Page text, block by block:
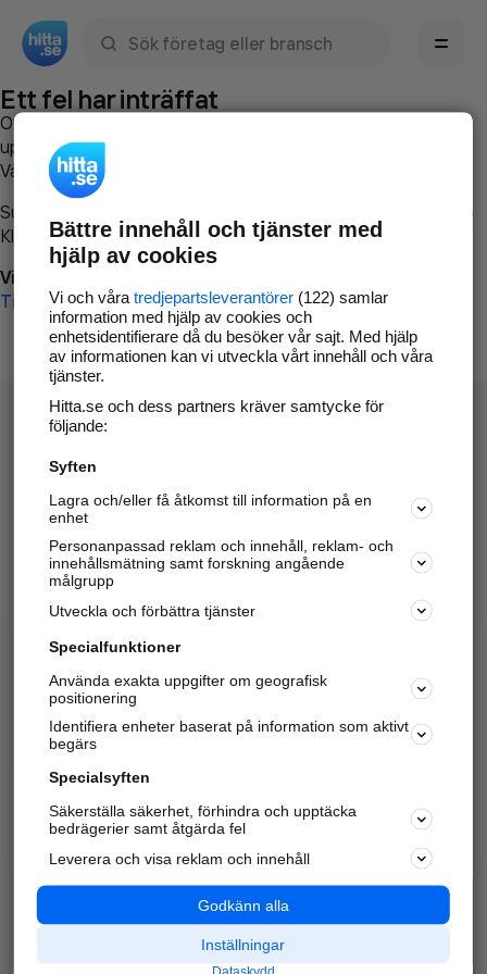
Ett fel har inträffat
Om du vill kan du
uppstod så att vi lättare och snabbare kan avhjälpa det.
Vänligen försök med följande:
Surfa till
Klicka påTillbaka-knappen i webbläsaren och försök igen
Vi beklagar besväret!
Till startsidan
Hitta.se - Gratis nummerupplysning.
Sök företag, personer och platser.
Hitta telefonnummer, adresser, företagsinfo mm.
Marknadsför företaget
Kom igång och annonsera mot
samarbetspartners nära dig.
Alla kategorier
Populära sökningar
API & Kartor
Annonsera
Integritet
Nödnummer
Bättre innehåll och tjänster med
hjälp av cookies
Vi och våra tredjepartsleverantörer(122) samlar
information med hjälp av cookies och
enhetsidentifierare då du besöker vår sajt. Med hjälp
av informationen kan vi utveckla vårt innehåll och våra
tjänster.
Hitta.se och dess partners kräver samtycke för
följande:
Syften
Lagra och/eller få åtkomst till information på en
enhet
Personanpassad reklam och innehåll, reklam- och
innehållsmätning samt forskning angående
målgrupp
Utveckla och förbättra tjänster
Specialfunktioner
Använda exakta uppgifter om geografisk
positionering
Identifiera enheter baserat på information som aktivt
begärs
Specialsyften
Säkerställa säkerhet, förhindra och upptäcka
bedrägerier samt åtgärda fel
Leverera och visa reklam och innehåll
Godkänn alla
Inställningar
Dataskydd